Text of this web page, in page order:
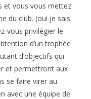
et vous vous mettez
du club. (oui je sais
vous privilégier le
d’un trophée
d’objectifs qui
et permettront aux
se faire virer au
avec une équipe de